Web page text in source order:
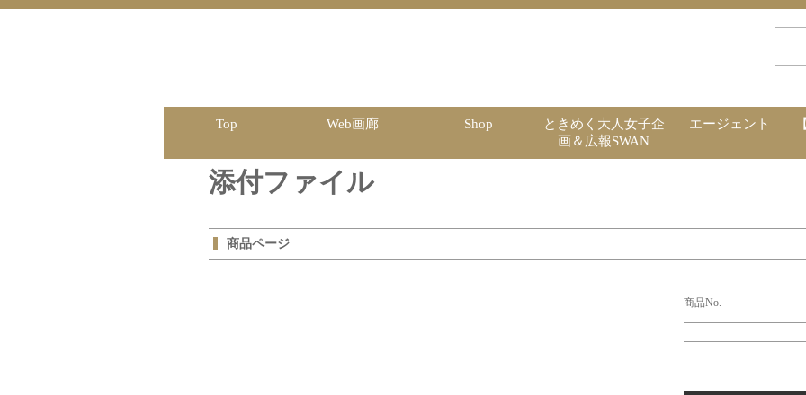
Top Web画廊 Shop
ときめく大人女子企
画＆広報SWAN
エージェント
添付ファイル
商品ページ
商品No.